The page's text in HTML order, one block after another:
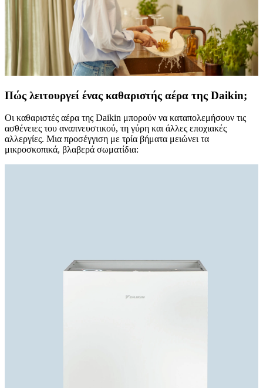
Πώς λειτουργεί ένας καθαριστής αέρα της Daikin;
Οι καθαριστές αέρα της Daikin μπορούν να καταπολεμήσουν τις
ασθένειες του αναπνευστικού, τη γύρη και άλλες εποχιακές
αλλεργίες. Μια προσέγγιση με τρία βήματα μειώνει τα
μικροσκοπικά, βλαβερά σωματίδια: